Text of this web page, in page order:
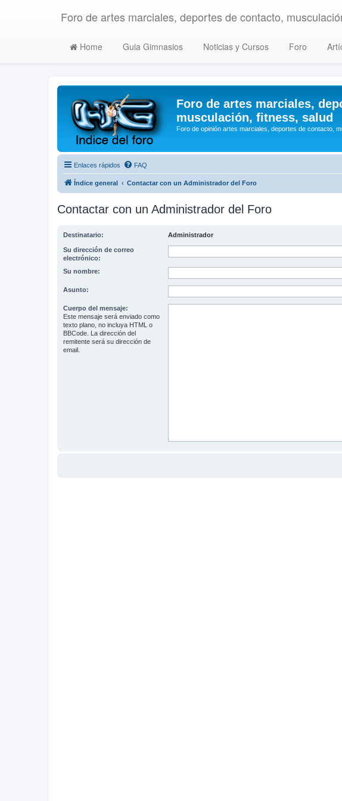
Foro de artes marciales, deportes de contacto,
Home Guia Gimnasios Noticias y Cursos Foro
Foro de artes marciales,
musculación, fitness, salud
Foro de opinión artes marciales, deportes de contacto,
Enlaces rápidos FAQ
Índice general Contactar con un Administrador del Foro
Contactar con un Administrador del Foro
Destinatario: Administrador
Su dirección de correo
electrónico:
Su nombre:
Asunto:
Cuerpo del mensaje:
Este mensaje será enviado como
texto plano, no incluya HTML o
BBCode. La dirección del
remitente será su dirección de
email.